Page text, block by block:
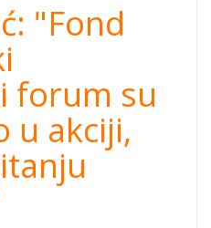
"Fond
forum su
u akciji,